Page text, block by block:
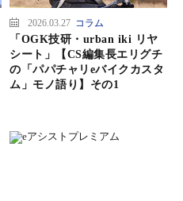
2026.03.27 コラム
「OGK技研・urban iki リヤ
シート」【CS編集長エリグチ
の「パパチャリeバイクカスタ
ム」モノ語り】その1